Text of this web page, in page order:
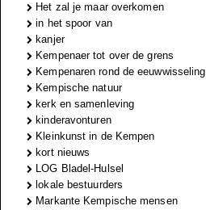
Het zal je maar overkomen
in het spoor van
kanjer
Kempenaer tot over de grens
Kempenaren rond de eeuwwisseling
Kempische natuur
kerk en samenleving
kinderavonturen
Kleinkunst in de Kempen
kort nieuws
LOG Bladel-Hulsel
lokale bestuurders
Markante Kempische mensen